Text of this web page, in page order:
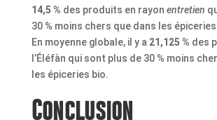
14,5 % des produits en rayon entretien
30 % moins chers que dans les épiceries
En moyenne globale, il y a 21,125 % des
l’Éléfàn qui sont plus de 30 % moins
les épiceries bio.
Conclusion